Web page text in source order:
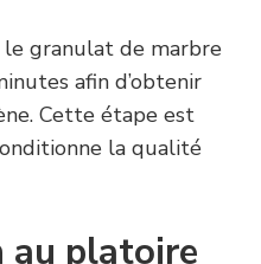
granulat de marbre
afin d’obtenir
Cette étape est
la qualité
au platoire